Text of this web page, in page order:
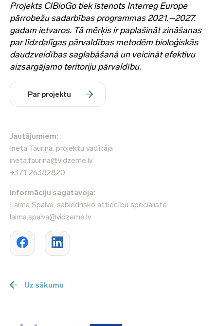
Projekts CIBioGo tiek īstenots Interreg Europe
pārrobežu sadarbības programmas 2021.–2027.
gadam ietvaros. Tā mērķis ir paplašināt zināšanas
par līdzdalīgas pārvaldības metodēm bioloģiskās
daudzveidības saglabāšanā un veicināt efektīvu
aizsargājamo teritoriju pārvaldību.
Par projektu
Jautājumiem:
Ineta Tauriņa, projektu vadītāja
ineta.taurina@vidzeme.lv
+371 26382820
Informāciju sagatavoja:
Laima Spalva, sabiedrisko attiecību speciāliste
laima.spalva@vidzeme.lv
Uz sākumu